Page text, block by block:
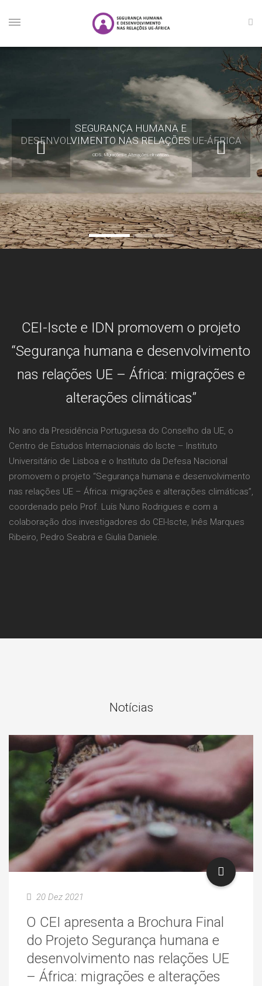
SEGURANÇA HUMANA E
DESENVOLVIMENTO NAS RELAÇÕES UE-ÁFRICA
ODS, Migrações e Alterações climáticas
CEI-Iscte e IDN promovem o projeto
“Segurança humana e desenvolvimento
nas relações UE – África: migrações e
alterações climáticas”
No ano da Presidência Portuguesa do Conselho da UE, o
Centro de Estudos Internacionais do Iscte – Instituto
Universitário de Lisboa e o Instituto da Defesa Nacional
promovem o projeto “Segurança humana e desenvolvimento
nas relações UE – África: migrações e alterações climáticas”,
coordenado pelo Prof. Luís Nuno Rodrigues e com a
colaboração dos investigadores do CEI-Iscte, Inês Marques
Ribeiro, Pedro Seabra e Giulia Daniele.
Notícias
20 Dez 2021
O CEI apresenta a Brochura Final
do Projeto Segurança humana e
desenvolvimento nas relações UE
– África: migrações e alterações